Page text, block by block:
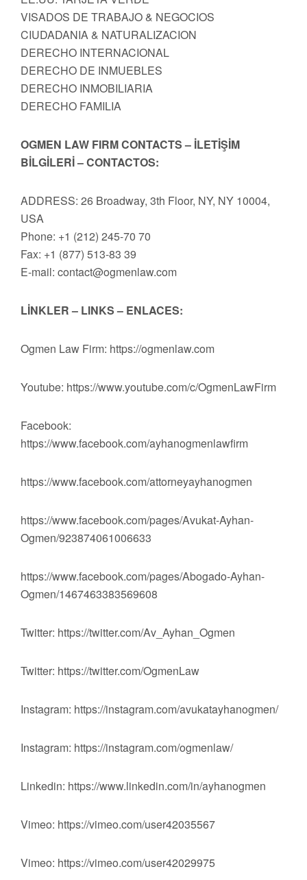
VISADOS DE TRABAJO & NEGOCIOS
CIUDADANIA & NATURALIZACION
DERECHO INTERNACIONAL
DERECHO DE INMUEBLES
DERECHO INMOBILIARIA
DERECHO FAMILIA
OGMEN LAW FIRM CONTACTS – İLETİŞİM
BİLGİLERİ – CONTACTOS:
ADDRESS: 26 Broadway, 3th Floor, NY, NY 10004,
USA
Phone: +1 (212) 245-70 70
Fax: +1 (877) 513-83 39
E-mail: contact@ogmenlaw.com
LİNKLER – LINKS – ENLACES:
Ogmen Law Firm: https://ogmenlaw.com
Youtube: https://www.youtube.com/c/OgmenLawFirm
Facebook:
https://www.facebook.com/ayhanogmenlawfirm
https://www.facebook.com/attorneyayhanogmen
https://www.facebook.com/pages/Avukat-Ayhan-
Ogmen/923874061006633
https://www.facebook.com/pages/Abogado-Ayhan-
Ogmen/1467463383569608
Twitter: https://twitter.com/Av_Ayhan_Ogmen
Twitter: https://twitter.com/OgmenLaw
Instagram: https://instagram.com/avukatayhanogmen/
Instagram: https://instagram.com/ogmenlaw/
Linkedin: https://www.linkedin.com/in/ayhanogmen
Vimeo: https://vimeo.com/user42035567
Vimeo: https://vimeo.com/user42029975